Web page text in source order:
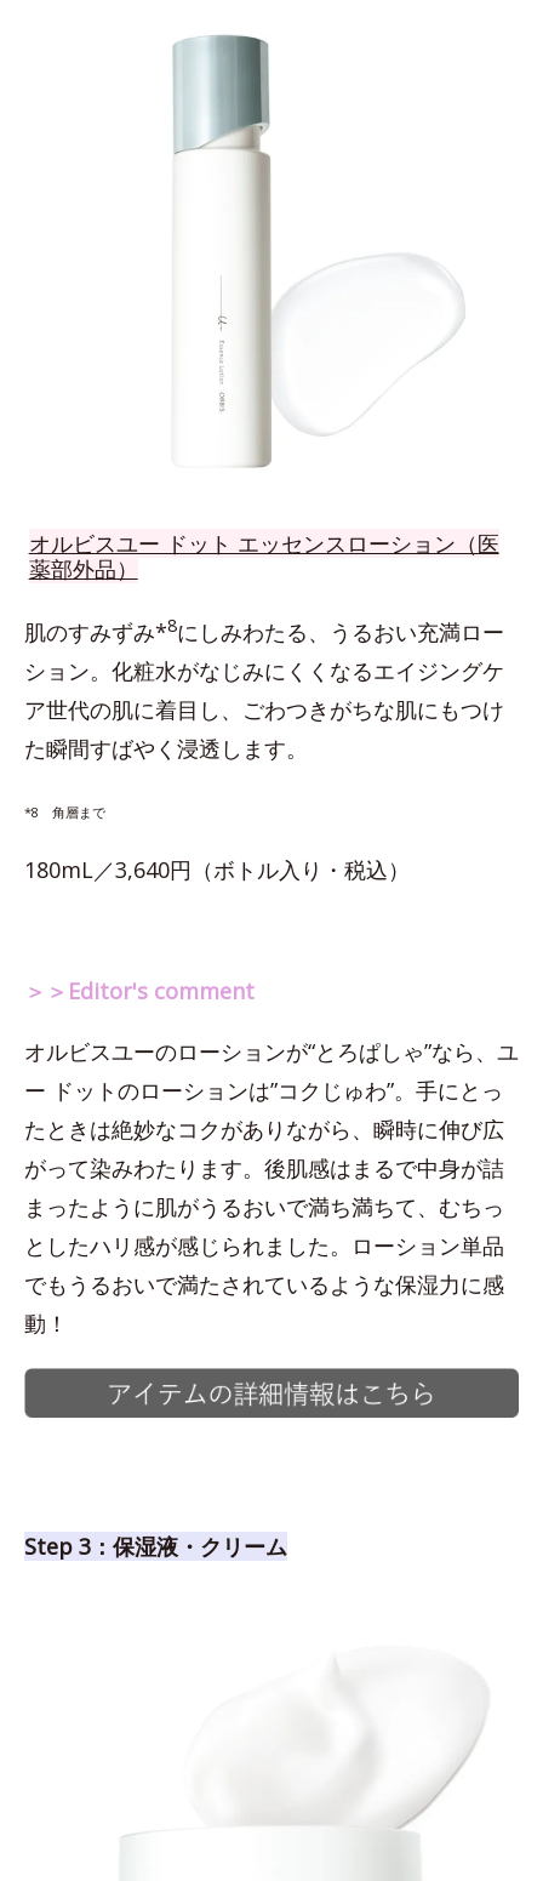
オルビスユー ドット エッセンスローション（医
薬部外品）
肌のすみずみ*8にしみわたる、うるおい充満ロー
ション。化粧水がなじみにくくなるエイジングケ
ア世代の肌に着目し、ごわつきがちな肌にもつけ
た瞬間すばやく浸透します。
*8 角層まで
180mL／3,640円（ボトル入り・税込）
＞＞Editor's comment
オルビスユーのローションが“とろぱしゃ”なら、ユ
ー ドットのローションは”コクじゅわ”。手にとっ
たときは絶妙なコクがありながら、瞬時に伸び広
がって染みわたります。後肌感はまるで中身が詰
まったように肌がうるおいで満ち満ちて、むちっ
としたハリ感が感じられました。ローション単品
でもうるおいで満たされているような保湿力に感
動！
Step 3：保湿液・クリーム